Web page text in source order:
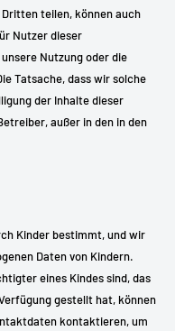
teilen, können auch
Nutzer dieser
Nutzung oder die
Tatsache, dass wir solche
der Inhalte dieser
außer in den in den
Kinder bestimmt, und wir
Daten von Kindern.
eines Kindes sind, das
gestellt hat, können
kontaktieren, um